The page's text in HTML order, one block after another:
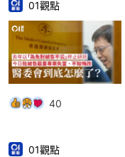
01觀點
40
01觀點